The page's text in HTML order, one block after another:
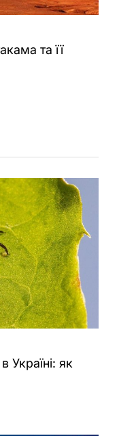
та її
Україні: як